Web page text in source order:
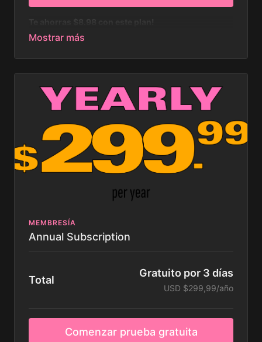
🌶️ horario semanal
🌶️ 150+ videos on demand
🌶️ pago recurrente cada 3 meses. cancela en
cualquier momento.
MEMBRESÍA
Annual Subscription
Total
Gratuito por 3 días
USD $299,99/año
Comenzar prueba gratuita